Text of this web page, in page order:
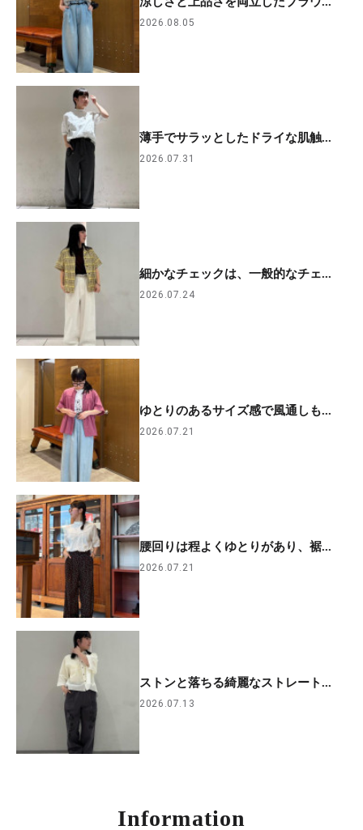
2026.08.05
薄手でサラッとしたドライな肌触...
2026.07.31
細かなチェックは、一般的なチェ...
2026.07.24
ゆとりのあるサイズ感で風通しも...
2026.07.21
腰回りは程よくゆとりがあり、裾...
2026.07.21
ストンと落ちる綺麗なストレート...
2026.07.13
Information